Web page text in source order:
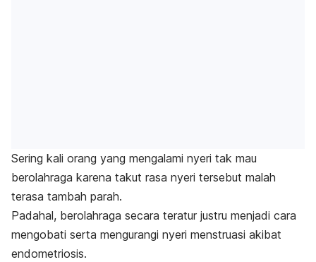
Sering kali orang yang mengalami nyeri tak mau
berolahraga karena takut rasa nyeri tersebut malah
terasa tambah parah.
Padahal, berolahraga secara teratur justru menjadi cara
mengobati serta mengurangi nyeri menstruasi akibat
endometriosis.